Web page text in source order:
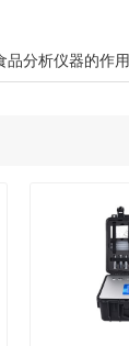
品分析仪器的作用